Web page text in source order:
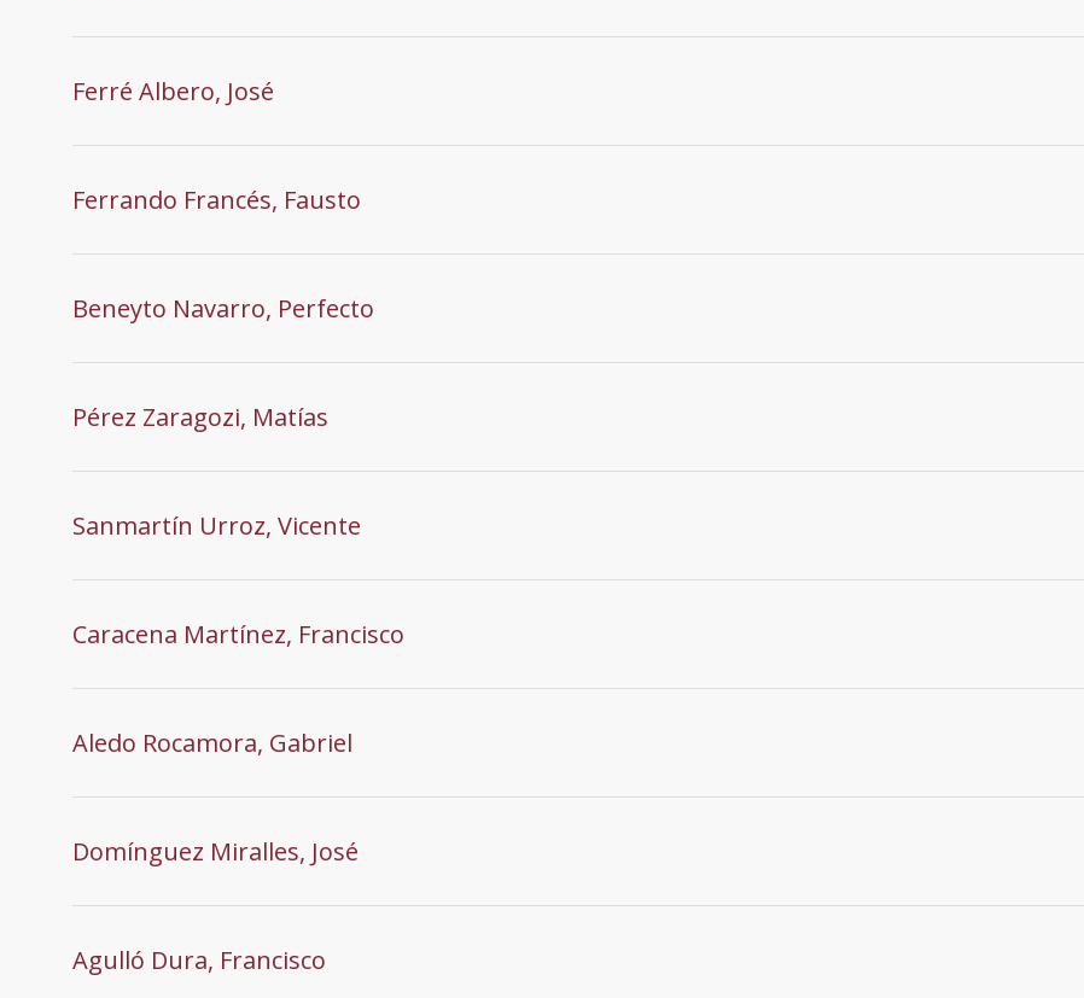
Ferré Albero, José
Ferrando Francés, Fausto
Beneyto Navarro, Perfecto
Pérez Zaragozi, Matías
Sanmartín Urroz, Vicente
Caracena Martínez, Francisco
Aledo Rocamora, Gabriel
Domínguez Miralles, José
Agulló Dura, Francisco